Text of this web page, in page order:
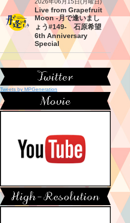
2026年06月15日(月曜日)
Live from Grapefruit
Moon -月で逢いまし
ょう#149- 石原希望
6th Anniversary
Special
Tweets by MPGeneration